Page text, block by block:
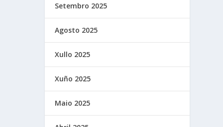
Setembro 2025
Agosto 2025
Xullo 2025
Xuño 2025
Maio 2025